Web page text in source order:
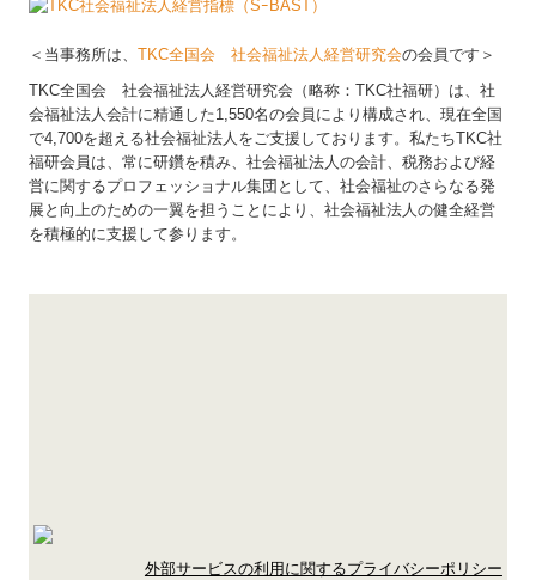
＜当事務所は、TKC全国会 社会福祉法人経営研究会の会員です＞
TKC全国会 社会福祉法人経営研究会（略称：TKC社福研）は、社
会福祉法人会計に精通した1,550名の会員により構成され、現在全国
で4,700を超える社会福祉法人をご支援しております。私たちTKC社
福研会員は、常に研鑽を積み、社会福祉法人の会計、税務および経
営に関するプロフェッショナル集団として、社会福祉のさらなる発
展と向上のための一翼を担うことにより、社会福祉法人の健全経営
を積極的に支援して参ります。
外部サービスの利用に関するプライバシーポリシー